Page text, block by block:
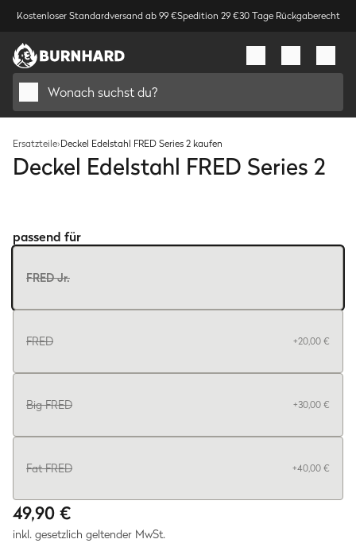
Kostenloser Standardversand ab 99 €Spedition 29 €30 Tage Rückgaberecht
Wonach suchst du?
Ersatzteile›Deckel Edelstahl FRED Series 2 kaufen
Deckel Edelstahl FRED Series 2
passend für
FRED Jr.
FRED +20,00 €
Big FRED +30,00 €
Fat FRED +40,00 €
49,90 €
inkl. gesetzlich geltender MwSt.